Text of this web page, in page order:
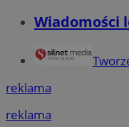
Wiadomości
reklama
reklama